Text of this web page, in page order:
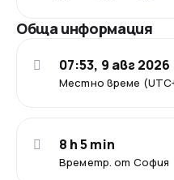
Обща информация
Местно време
07:53, 9 авг 2026
Времетр. от София
8 h 5 min